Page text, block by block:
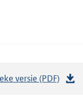
versie (PDF)